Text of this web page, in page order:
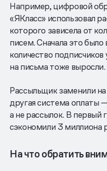
Например, цифровой
«ЯКласс» использовал
которого зависела от
писем. Сначала это было
количество
на письма тоже выросли.
Рассыльщик заменили
другая система оплаты
а не рассылок. В первый
сэкономили 3 миллиона
На что обратить